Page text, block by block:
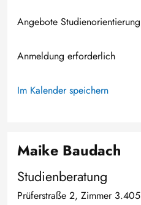
Angebote Studienorientierung
Anmeldung erforderlich
Im Kalender speichern
Maike Baudach
Studienberatung
Prüferstraße 2, Zimmer 3.405